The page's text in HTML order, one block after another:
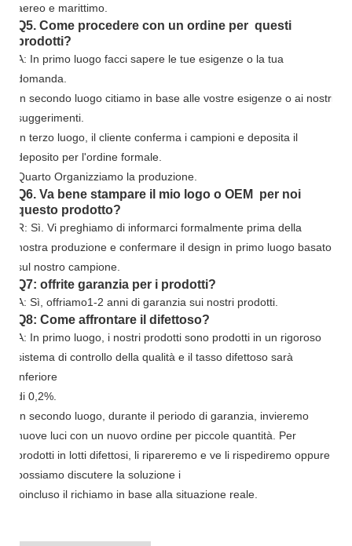
aereo e marittimo.
Q5. Come procedere con un ordine per questi
prodotti?
A: In primo luogo facci sapere le tue esigenze o la tua
domanda.
In secondo luogo citiamo in base alle vostre esigenze o ai nostri
suggerimenti.
In terzo luogo, il cliente conferma i campioni e deposita il
deposito per l'ordine formale.
Quarto Organizziamo la produzione.
Q6. Va bene stampare il mio logo o OEM per noi
questo prodotto?
R: Sì. Vi preghiamo di informarci formalmente prima della
nostra produzione e confermare il design in primo luogo basato
sul nostro campione.
Q7: offrite garanzia per i prodotti?
A: Sì, offriamo1-2 anni di garanzia sui nostri prodotti.
Q8: Come affrontare il difettoso?
A: In primo luogo, i nostri prodotti sono prodotti in un rigoroso
sistema di controllo della qualità e il tasso difettoso sarà
inferiore
di 0,2%.
In secondo luogo, durante il periodo di garanzia, invieremo
nuove luci con un nuovo ordine per piccole quantità. Per
prodotti in lotti difettosi, li ripareremo e ve li rispediremo oppure
possiamo discutere la soluzione i
ioincluso il richiamo in base alla situazione reale.